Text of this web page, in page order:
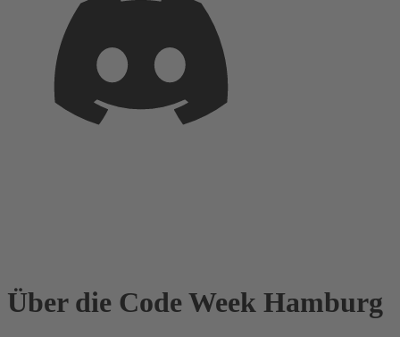
Über die Code Week Hamburg